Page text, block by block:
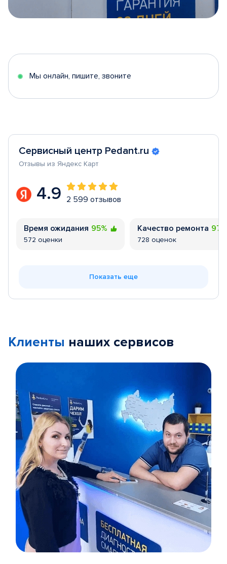
5
Мы онлайн, пишите, звоните
Сервисный центр Pedant.ru
Отзывы из Яндекс Карт
4.9 2 599 отзывов
Время ожидания 95%
572 оценки
Качество ремонта
728 оценок
Показать еще
Клиенты наших сервисов